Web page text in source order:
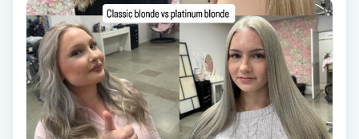
Ansiktsbehandling djuprengörande
Babylights
Balayage